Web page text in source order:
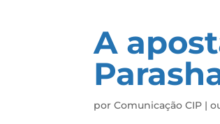
A
porComunicação CIP |